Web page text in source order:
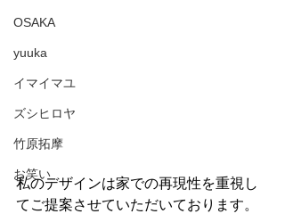
OSAKA
yuuka
イマイマユ
ズシヒロヤ
竹原拓摩
お笑い
私のデザインは家での再現性を重視し
てご提案させていただいております。